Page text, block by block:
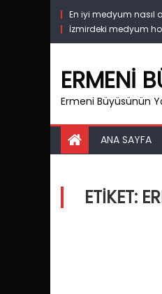
Skip
content
En iyi medyum nasıl
İzmirdeki medyum
ERMENI
Ermeni Büyüsünün
ANA SAYFA
ETIKET: